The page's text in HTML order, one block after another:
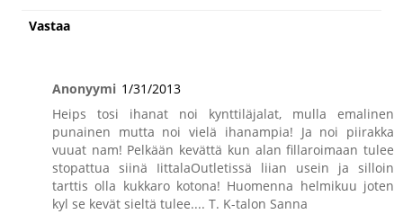
Vastaa
Anonyymi 1/31/2013
Heips tosi ihanat noi kynttiläjalat, mulla emalinen
punainen mutta noi vielä ihanampia! Ja noi piirakka
vuuat nam! Pelkään kevättä kun alan fillaroimaan tulee
stopattua siinä IittalaOutletissä liian usein ja silloin
tarttis olla kukkaro kotona! Huomenna helmikuu joten
kyl se kevät sieltä tulee.... T. K-talon Sanna